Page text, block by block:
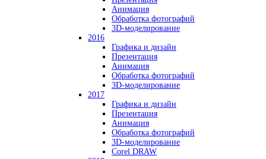
Анимация
Обработка фотографий
3D-моделирование
2016
Графика и дизайн
Презентация
Анимация
Обработка фотографий
3D-моделирование
2017
Графика и дизайн
Презентация
Анимация
Обработка фотографий
3D-моделирование
Corel DRAW